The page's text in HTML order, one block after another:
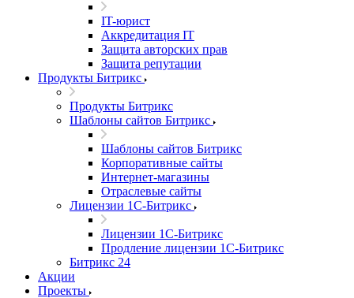
IT-юрист
Аккредитация IT
Защита авторских прав
Защита репутации
Продукты Битрикс
Продукты Битрикс
Шаблоны сайтов Битрикс
Шаблоны сайтов Битрикс
Корпоративные сайты
Интернет-магазины
Отраслевые сайты
Лицензии 1С-Битрикс
Лицензии 1С-Битрикс
Продление лицензии 1С-Битрикс
Битрикс 24
Акции
Проекты